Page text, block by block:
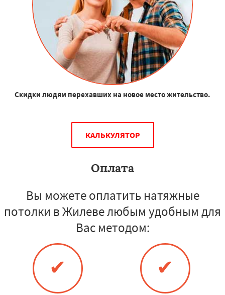
Скидки людям перехавших на новое место жительство.
КАЛЬКУЛЯТОР
Оплата
Вы можете оплатить натяжные
потолки в Жилеве любым удобным для
Вас методом:
✔ ✔